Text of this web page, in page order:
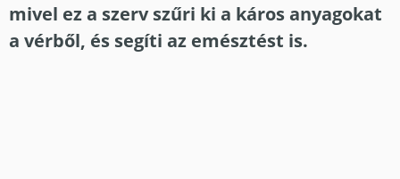
mivel ez a szerv szűri ki a káros anyagokat
a vérből, és segíti az emésztést is.